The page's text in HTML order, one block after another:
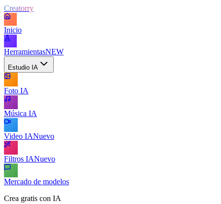
Creatorry
Inicio
HerramientasNEW
Estudio IA
Foto IA
Música IA
Video IANuevo
Filtros IANuevo
Mercado de modelos
Crea gratis con IA